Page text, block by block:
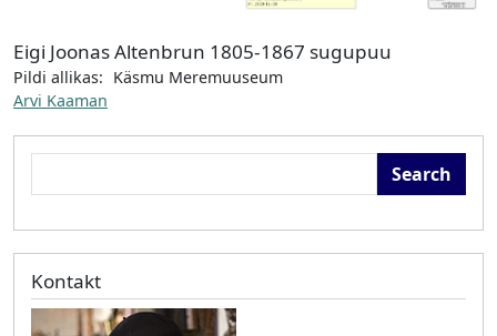
Eigi Joonas Altenbrun 1805-1867 sugupuu
Pildi allikas: Käsmu Meremuuseum
Arvi Kaaman
Kontakt